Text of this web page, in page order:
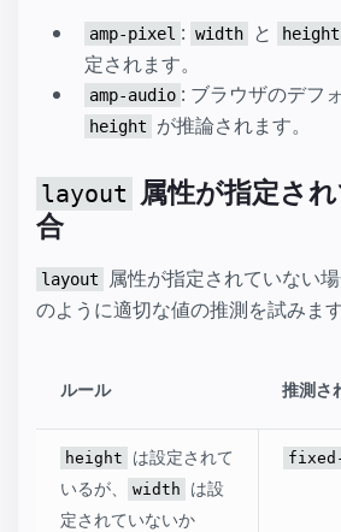
amp-pixel : width と height
定されます。
amp-audio : ブラウザのデフ
height が推論されます。
layout
属性が指定さ
合
layout
属性が指定されていない
のように適切な値の推測を試みます
ルール 推測さ
height
は設定されて
いるが、
width
は設
定されていないか